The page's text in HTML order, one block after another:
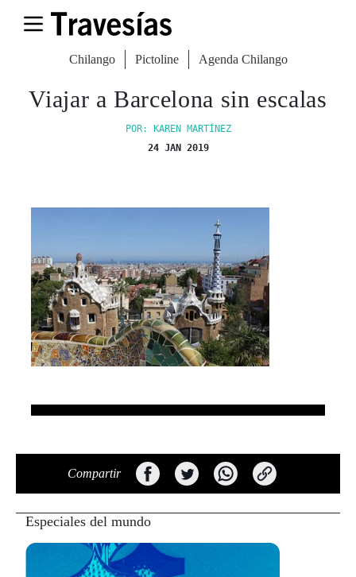
Chilango Pictoline Agenda Chilango
Viajar a Barcelona sin escalas
POR: KAREN MARTÍNEZ
24 JAN 2019
Compartir
Especiales del mundo